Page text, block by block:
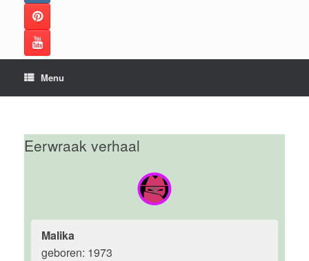
Menu
Eerwraak verhaal
Malika
geboren: 1973